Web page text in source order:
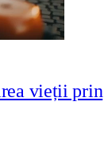
vieții prin